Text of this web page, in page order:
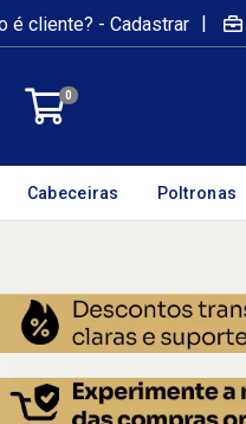
é cliente? - Cadastrar |
0
Cabeceiras Poltronas